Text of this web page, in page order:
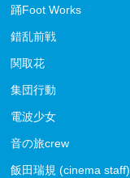
踊Foot Works
錯乱前戦
関取花
集団行動
電波少女
音の旅crew
飯田瑞規 (cinema staff)